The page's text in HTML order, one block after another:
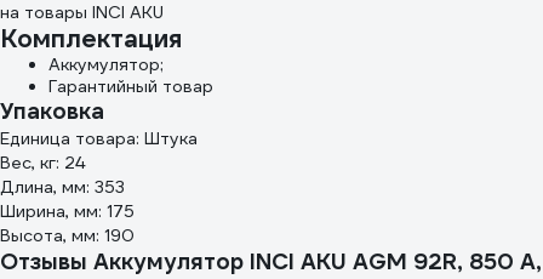
на товары INCI AKU
Комплектация
Аккумулятор;
Гарантийный товар
Упаковка
Единица товара: Штука
Вес, кг: 24
Длина, мм: 353
Ширина, мм: 175
Высота, мм: 190
Отзывы Аккумулятор INCI AKU AGM 92R, 850 A,